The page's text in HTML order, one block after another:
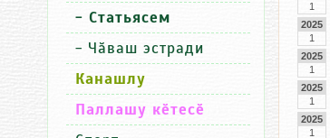
1
2025
1
2025
1
2025
1
2025
1
- Статьясем
- Чӑваш эстради
Канашлу
Паллашу кӗтесӗ